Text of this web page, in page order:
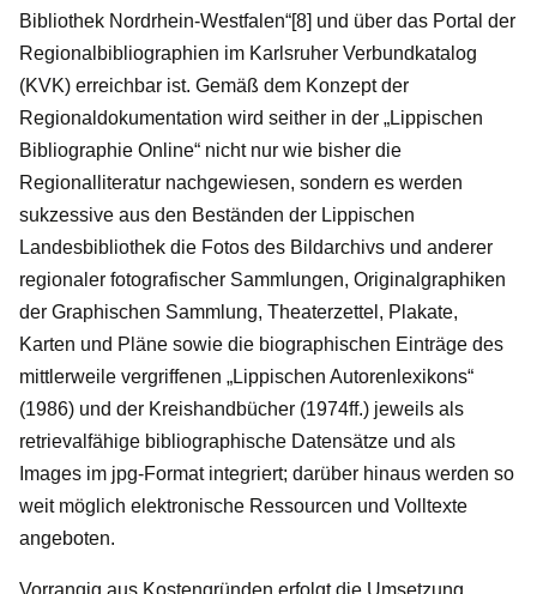
Bibliothek Nordrhein-Westfalen“[8] und über das Portal der
Regionalbibliographien im Karlsruher Verbundkatalog
(KVK) erreichbar ist. Gemäß dem Konzept der
Regionaldokumentation wird seither in der „Lippischen
Bibliographie Online“ nicht nur wie bisher die
Regionalliteratur nachgewiesen, sondern es werden
sukzessive aus den Beständen der Lippischen
Landesbibliothek die Fotos des Bildarchivs und anderer
regionaler fotografischer Sammlungen, Originalgraphiken
der Graphischen Sammlung, Theaterzettel, Plakate,
Karten und Pläne sowie die biographischen Einträge des
mittlerweile vergriffenen „Lippischen Autorenlexikons“
(1986) und der Kreishandbücher (1974ff.) jeweils als
retrievalfähige bibliographische Datensätze und als
Images im jpg-Format integriert; darüber hinaus werden so
weit möglich elektronische Ressourcen und Volltexte
angeboten.
Vorrangig aus Kostengründen erfolgt die Umsetzung